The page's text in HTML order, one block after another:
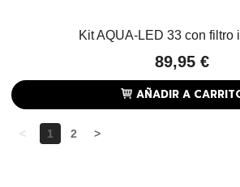
Kit AQUA-LED 33 con filtro
89,95 €
AÑADIR A
< 1 2 >